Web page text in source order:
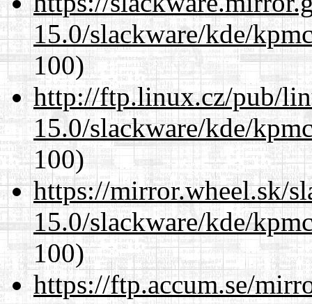
15.0/slackware/kde/
100)
http://ftp.linux.cz/pub/
15.0/slackware/kde/
100)
https://mirror.wheel.sk/
15.0/slackware/kde/
100)
https://ftp.accum.se/